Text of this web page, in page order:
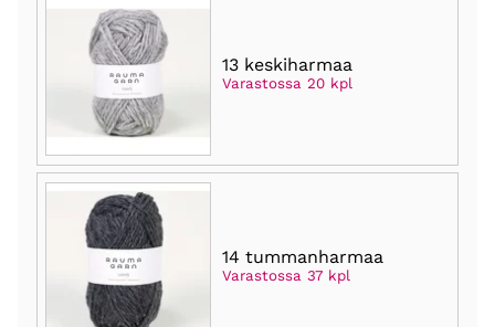
13 keskiharmaa
Varastossa 20 kpl
14 tummanharmaa
Varastossa 37 kpl